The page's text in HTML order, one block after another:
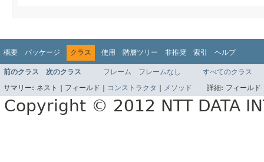
概要 パッケージ クラス 使用 階層ツリー 非推奨 索引 ヘルプ
前のクラス 次のクラス フレーム フレームなし
すべてのクラス
サマリー: ネスト | フィールド | コンストラクタ メソッド 詳細: フィール
Copyright © 2012 NTT DATA